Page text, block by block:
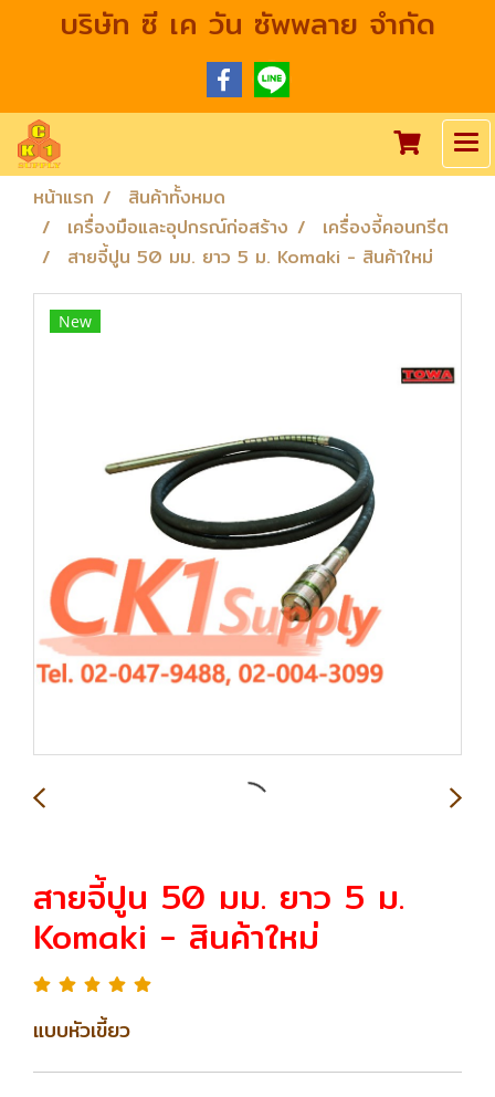
บริษัท ซี เค วัน ซัพพลาย จำกัด
หน้าแรก
สินค้าทั้งหมด
เครื่องมือและอุปกรณ์ก่อสร้าง
เครื่องจี้คอนกรีต
สายจี้ปูน 50 มม. ยาว 5 ม. Komaki - สินค้าใหม่
New
สายจี้ปูน 50 มม. ยาว 5 ม.
Komaki - สินค้าใหม่
แบบหัวเขี้ยว